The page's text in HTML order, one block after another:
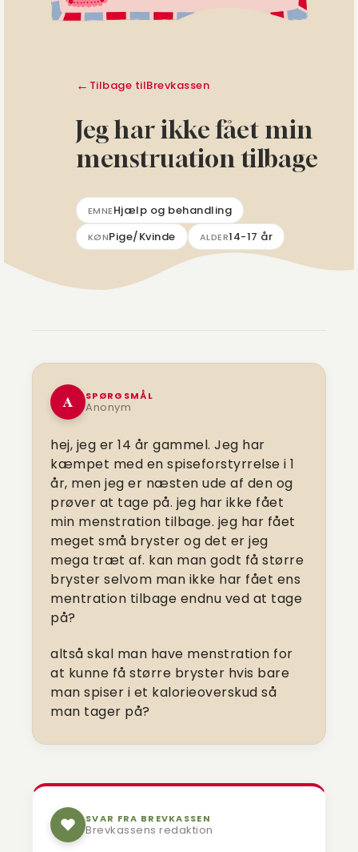
Tilbage tilBrevkassen
Jeg har ikke fået min
menstruation tilbage
EMNEHjælp og behandling
KØNPige/Kvinde ALDER14-17 år
A SPØRGSMÅL
Anonym
hej, jeg er 14 år gammel. Jeg har
kæmpet med en spiseforstyrrelse i 1
år, men jeg er næsten ude af den og
prøver at tage på. jeg har ikke fået
min menstration tilbage. jeg har fået
meget små bryster og det er jeg
mega træt af. kan man godt få større
bryster selvom man ikke har fået ens
mentration tilbage endnu ved at tage
på?
altså skal man have menstration for
at kunne få større bryster hvis bare
man spiser i et kalorieoverskud så
man tager på?
SVAR FRA BREVKASSEN
Brevkassens redaktion